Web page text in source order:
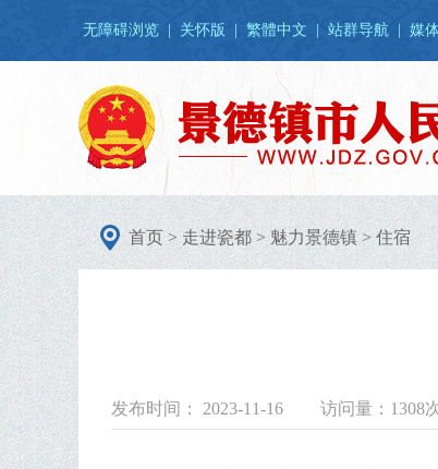
无障碍浏览 关怀版 繁體中文 站群导航 媒
首页>走进瓷都>魅力景德镇>住宿
发布时间： 2023-11-16 访问量： 1308